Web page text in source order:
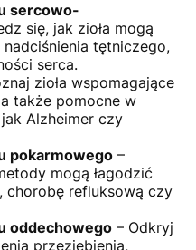
sercowo-
się, jak zioła mogą
tętniczego,
serca.
zioła wspomagające
także pomocne w
Alzheimer czy
pokarmowego –
mogą łagodzić
chorobę refluksową czy
oddechowego – Odkryj
przeziębienia,